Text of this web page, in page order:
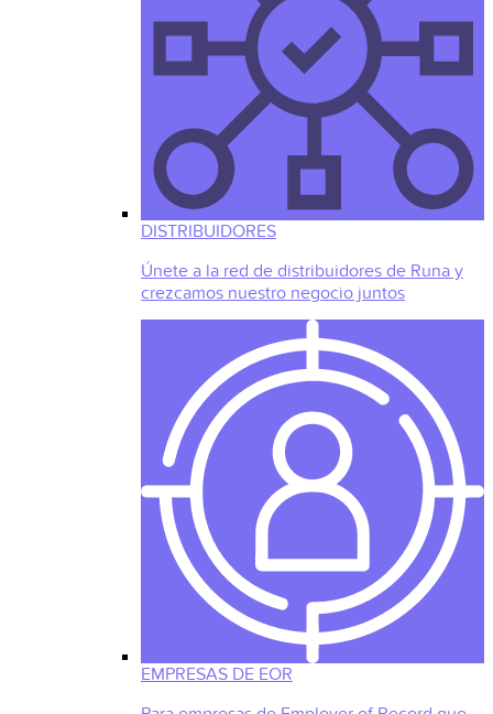
DISTRIBUIDORES
Únete a la red de distribuidores de Runa y
crezcamos nuestro negocio juntos
EMPRESAS DE EOR